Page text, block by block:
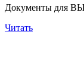
Документы для
Читать